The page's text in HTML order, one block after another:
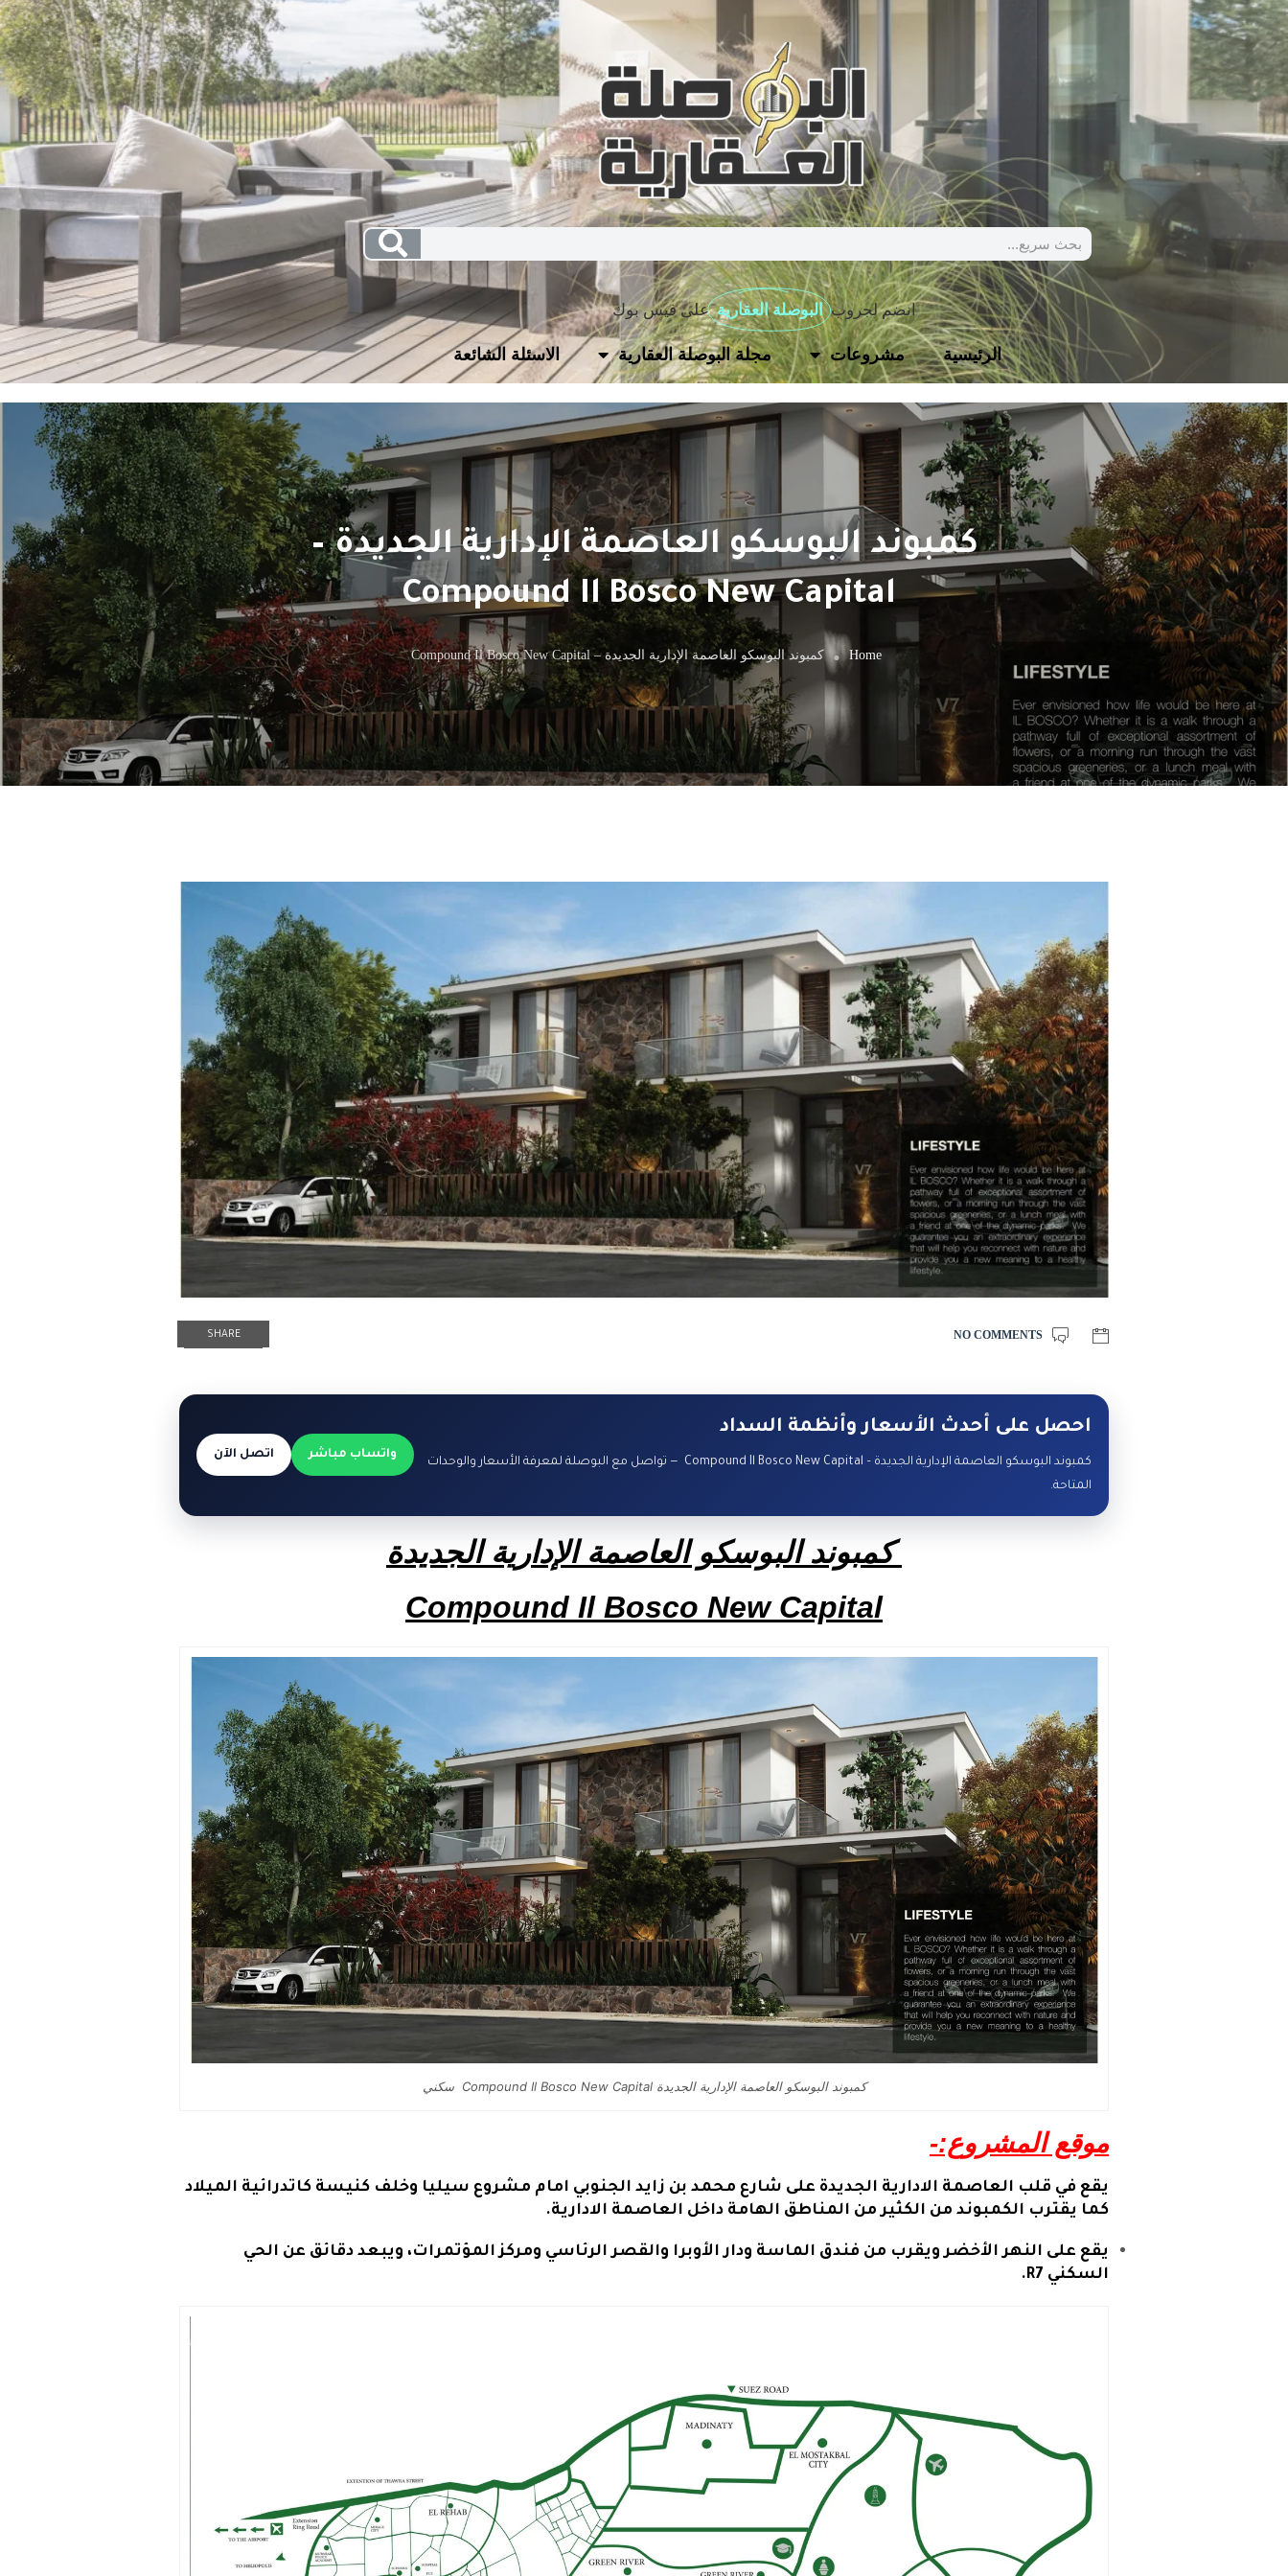
انضم لجروب البوصلة العقارية على فيس بوك
الرئيسية مشروعات مجلة البوصلة العقارية الاسئلة الشائعة
كمبوند البوسكو العاصمة الإدارية الجديدة –
Compound Il Bosco New Capital
Home كمبوند البوسكو العاصمة الإدارية الجديدة – Compound Il Bosco New Capital
NO COMMENTS
SHARE
احصل على أحدث الأسعار وأنظمة السداد
كمبوند البوسكو العاصمة الإدارية الجديدة – Compound Il Bosco New Capital — تواصل مع البوصلة لمعرفة الأسعار والوحدات
المتاحة.
واتساب مباشر اتصل الآن
كمبوند البوسكو العاصمة الإدارية الجديدة
Compound Il Bosco New Capital
كمبوند البوسكو العاصمة الإدارية الجديدة Compound Il Bosco New Capital سكني
موقع المشروع:-
يقع في قلب العاصمة الادارية الجديدة على شارع محمد بن زايد الجنوبي امام مشروع سيليا وخلف كنيسة كاتدرائية الميلاد
كما يقترب الكمبوند من الكثير من المناطق الهامة داخل العاصمة الادارية.
يقع على النهر الأخضر ويقرب من فندق الماسة ودار الأوبرا والقصر الرئاسي ومركز المؤتمرات، ويبعد دقائق عن الحي
السكني R7.